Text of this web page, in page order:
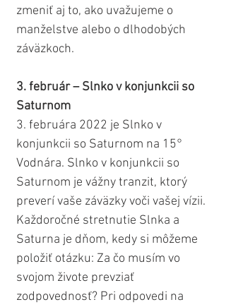
zmeniť aj to, ako uvažujeme o
manželstve alebo o dlhodobých
záväzkoch.
3. február – Slnko v konjunkcii so
Saturnom
3. februára 2022 je Slnko v
konjunkcii so Saturnom na 15°
Vodnára. Slnko v konjunkcii so
Saturnom je vážny tranzit, ktorý
preverí vaše záväzky voči vašej vízii.
Každoročné stretnutie Slnka a
Saturna je dňom, kedy si môžeme
položiť otázku: Za čo musím vo
svojom živote prevziať
zodpovednosť? Pri odpovedi na